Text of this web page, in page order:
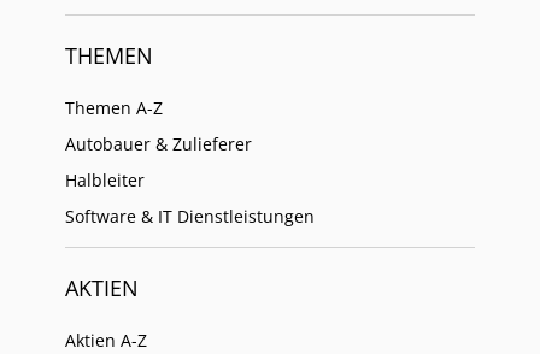
THEMEN
Themen A-Z
Autobauer & Zulieferer
Halbleiter
Software & IT Dienstleistungen
AKTIEN
Aktien A-Z